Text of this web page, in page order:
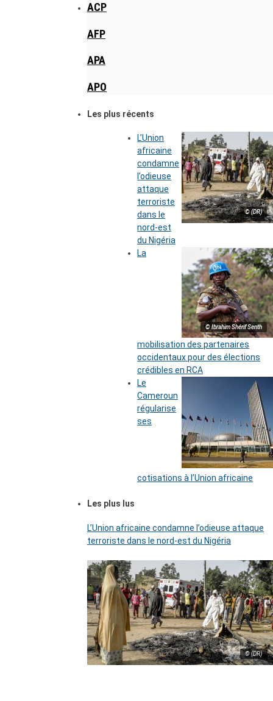
ACP
AFP
APA
APO
Les plus récents
© (DR)
L’Union
africaine
condamne
l’odieuse
attaque
terroriste
dans le
nord-est
du Nigéria
© Ibrahim Shérif Senth
La
mobilisation des partenaires
occidentaux pour des élections
crédibles en RCA
Le
Cameroun
régularise
ses
cotisations à l’Union africaine
Les plus lus
L’Union africaine condamne l’odieuse attaque
terroriste dans le nord-est du Nigéria
© (DR)